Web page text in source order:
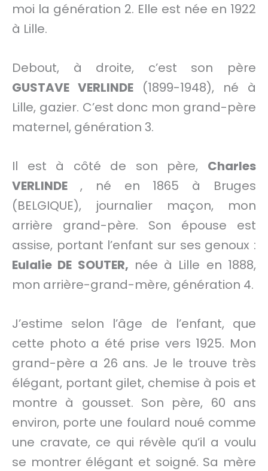
moi la génération 2. Elle est née en 1922
à Lille.
Debout, à droite, c’est son père
GUSTAVE VERLINDE (1899-1948), né à
Lille, gazier. C’est donc mon grand-père
maternel, génération 3.
Il est à côté de son père, Charles
VERLINDE , né en 1865 à Bruges
(BELGIQUE), journalier maçon, mon
arrière grand-père. Son épouse est
assise, portant l’enfant sur ses genoux :
Eulalie DE SOUTER, née à Lille en 1888,
mon arrière-grand-mère, génération 4.
J’estime selon l’âge de l’enfant, que
cette photo a été prise vers 1925. Mon
grand-père a 26 ans. Je le trouve très
élégant, portant gilet, chemise à pois et
montre à gousset. Son père, 60 ans
environ, porte une foulard noué comme
une cravate, ce qui révèle qu’il a voulu
se montrer élégant et soigné. Sa mère